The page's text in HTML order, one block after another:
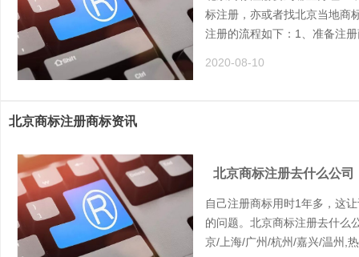
标注册，亦或者找北京当地商
注册的流程如下：1、准备注
2020-08-10
北京商标注册商标资讯
北京商标注册去什么公司
自己注册商标用时1年多，这
的问题。北京商标注册去什么
京/上海/广州/杭州/嘉兴/温州,